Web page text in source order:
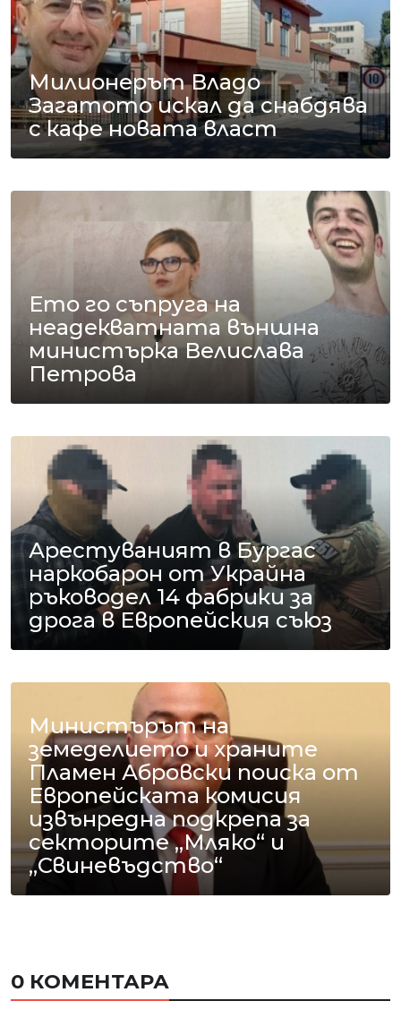
Милионерът Владо
Загатото искал да снабдява
с кафе новата власт
Ето го съпруга на
неадекватната външна
министърка Велислава
Петрова
Арестуваният в Бургас
наркобарон от Украйна
ръководел 14 фабрики за
дрога в Европейския съюз
Министърът на
земеделието и храните
Пламен Абровски поиска от
Европейската комисия
извънредна подкрепа за
секторите „Мляко“ и
„Свиневъдство“
0 КОМЕНТАРА